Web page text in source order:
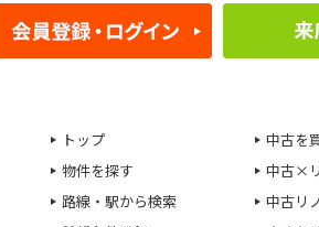
トップ
物件を探す
路線・駅から検索
中古を
中古×
中古リ